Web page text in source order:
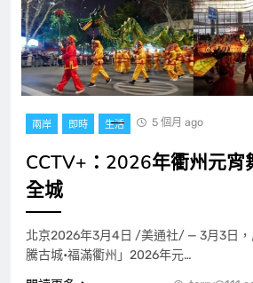
兩岸 即時 生活 5 個月 ago
CCTV+：2026年衢州元宵
全城
北京2026年3月4日 /美通社/ — 3月3日
騰古城•福滿衢州」2026年元…